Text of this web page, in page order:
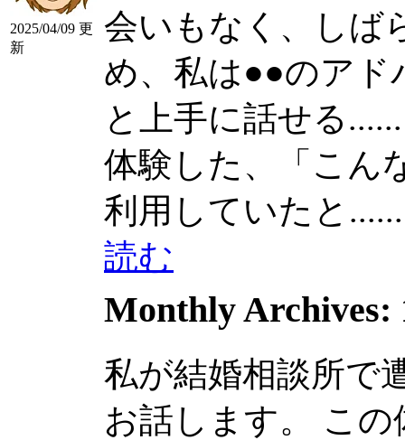
2025/04/09 更
新
会いもなく、しば
め、私は●●のアド
と上手に話せる......
体験した、「こん
利用していたと......
読む
Monthly Archives:
私が結婚相談所で
お話します。 こ